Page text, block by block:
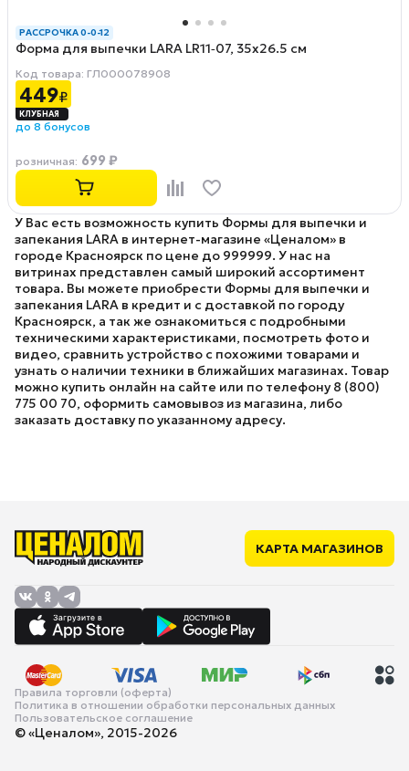
РАССРОЧКА 0-0-12
Форма для выпечки LARA LR11‑07, 35х26.5 см
Код товара: ГЛ000078908
449₽
до 8 бонусов
розничная: 699 ₽
У Вас есть возможность купить Формы для выпечки и
запекания LARA в интернет-магазине «Ценалом» в
городе Красноярск по цене до 999999. У нас на
витринах представлен самый широкий ассортимент
товара. Вы можете приобрести Формы для выпечки и
запекания LARA в кредит и с доставкой по городу
Красноярск, а так же ознакомиться с подробными
техническими характеристиками, посмотреть фото и
видео, сравнить устройство с похожими товарами и
узнать о наличии техники в ближайших магазинах. Товар
можно купить онлайн на сайте или по телефону 8 (800)
775 00 70, оформить самовывоз из магазина, либо
заказать доставку по указанному адресу.
КАРТА МАГАЗИНОВ
Правила торговли (оферта)
Политика в отношении обработки персональных данных
Пользовательское соглашение
© «Ценалом», 2015-2026